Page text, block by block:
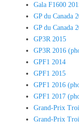
Gala F1600
GP du Canada
GP du Canada
GP3R 2015
GP3R 2016
GPF1 2014
GPF1 2015
GPF1 2016
GPF1 2017
Grand-Prix
Grand-Prix